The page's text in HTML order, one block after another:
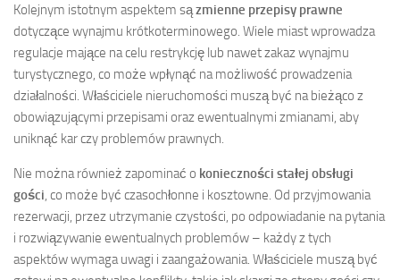
Kolejnym istotnym aspektem sązmienne przepisy prawne
dotyczące wynajmu krótkoterminowego. Wiele miast wprowadza
regulacje mające na celu restrykcję lub nawet zakaz wynajmu
turystycznego, co może wpłynąć na możliwość prowadzenia
działalności. Właściciele nieruchomości muszą być na bieżąco z
obowiązującymi przepisami oraz ewentualnymi zmianami, aby
uniknąć kar czy problemów prawnych.
Nie można również zapominać o konieczności stałej obsługi
gości, co może być czasochłonne i kosztowne. Od przyjmowania
rezerwacji, przez utrzymanie czystości, po odpowiadanie na pytania
i rozwiązywanie ewentualnych problemów – każdy z tych
aspektów wymaga uwagi i zaangażowania. Właściciele muszą być